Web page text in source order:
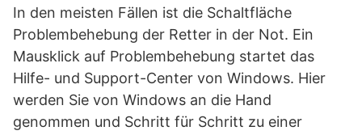
In den meisten Fällen ist die Schaltfläche
Problembehebung der Retter in der Not. Ein
Mausklick auf Problembehebung startet das
Hilfe- und Support-Center von Windows. Hier
werden Sie von Windows an die Hand
genommen und Schritt für Schritt zu einer